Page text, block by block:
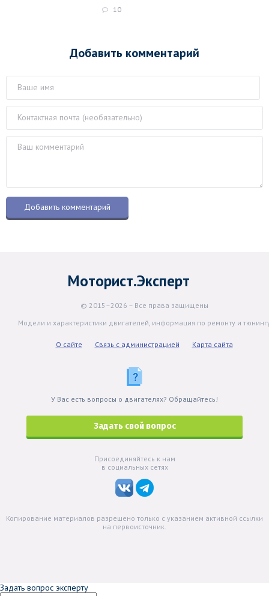
10
Добавить комментарий
Моторист.Эксперт
© 2015–2026 – Все права защищены
Модели и характеристики двигателей, информация по ремонту и
О сайте Связь с администрацией Карта сайта
У Вас есть вопросы о двигателях? Обращайтесь!
Задать свой вопрос
Присоединяйтесь к нам
в социальных сетях
Копирование материалов разрешено только с указанием активной ссылки
на первоисточник.
Задать вопрос эксперту